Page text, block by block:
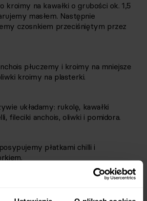
kroimy na kawałki o grubości ok. 1,5
masłem. Następnie
czosnkiem przeciśniętym przez
płuczemy i kroimy na mniejsze
kroimy na plasterki.
układamy: rukolę, kawałki
fileciki anchois, oliwki i pomidora.
płatkami chilli i